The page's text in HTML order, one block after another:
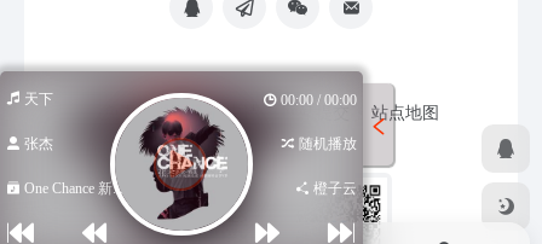
免责声明 友链申请 网站提交 站点地图
天下 00:00 / 00:00
张杰 随机播放
One Chance 新... 橙子云